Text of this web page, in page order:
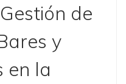
de
y
en la